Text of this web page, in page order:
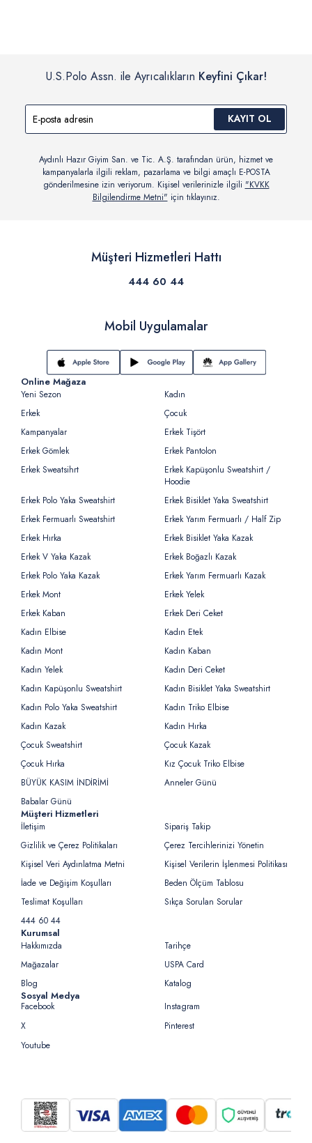
U.S.Polo Assn. ile Ayrıcalıkların Keyfini Çıkar!
KAYIT OL
Aydınlı Hazır Giyim San. ve Tic. A.Ş. tarafından ürün, hizmet ve
kampanyalarla ilgili reklam, pazarlama ve bilgi amaçlı E-POSTA
gönderilmesine izin veriyorum. Kişisel verilerinizle ilgili "KVKK
Bilgilendirme Metni" için tıklayınız.
Müşteri Hizmetleri Hattı
444 60 44
Mobil Uygulamalar
Online Mağaza
Yeni Sezon
Kadın
Erkek
Çocuk
Kampanyalar
Erkek Tişört
Erkek Gömlek
Erkek Pantolon
Erkek Sweatsihrt
Erkek Kapüşonlu Sweatshirt /
Hoodie
Erkek Polo Yaka Sweatshirt
Erkek Bisiklet Yaka Sweatshirt
Erkek Fermuarlı Sweatshirt
Erkek Yarım Fermuarlı / Half Zip
Erkek Hırka
Erkek Bisiklet Yaka Kazak
Erkek V Yaka Kazak
Erkek Boğazlı Kazak
Erkek Polo Yaka Kazak
Erkek Yarım Fermuarlı Kazak
Erkek Mont
Erkek Yelek
Erkek Kaban
Erkek Deri Ceket
Kadın Elbise
Kadın Etek
Kadın Mont
Kadın Kaban
Kadın Yelek
Kadın Deri Ceket
Kadın Kapüşonlu Sweatshirt
Kadın Bisiklet Yaka Sweatshirt
Kadın Polo Yaka Sweatshirt
Kadın Triko Elbise
Kadın Kazak
Kadın Hırka
Çocuk Sweatshirt
Çocuk Kazak
Çocuk Hırka
Kız Çocuk Triko Elbise
BÜYÜK KASIM İNDİRİMİ
Anneler Günü
Babalar Günü
Müşteri Hizmetleri
İletişim
Sipariş Takip
Gizlilik ve Çerez Politikaları
Çerez Tercihlerinizi Yönetin
Kişisel Veri Aydınlatma Metni
Kişisel Verilerin İşlenmesi Politikası
İade ve Değişim Koşulları
Beden Ölçüm Tablosu
Teslimat Koşulları
Sıkça Sorulan Sorular
444 60 44
Kurumsal
Hakkımızda
Tarihçe
Mağazalar
USPA Card
Blog
Katalog
Sosyal Medya
Facebook
Instagram
X
Pinterest
Youtube